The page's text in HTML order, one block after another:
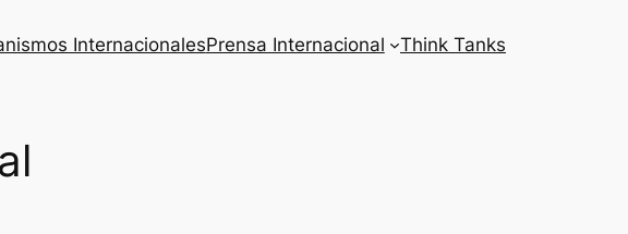
InternacionalesPrensa Internacional Think Tanks